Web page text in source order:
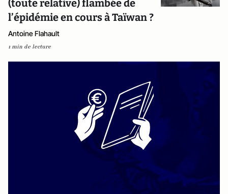
(toute relative) flambée de
l’épidémie en cours à Taïwan ?
Antoine Flahault
1 min de lecture